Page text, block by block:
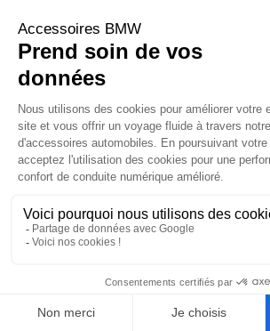
Boitier papillon BMW
Faisceau de câble pour réservoir
d'aspiration BMW
Pompe à carburant BMW
Pompe diesel BMW
Allumage / Préchauffage BMW
Bobines d'allumage BMW
Boitier de préchauffage BMW
Bougie de préchauffage BMW
Amortissement BMW
Amortisseur de vibrations BMW
Cassette de ressort en roulé BMW